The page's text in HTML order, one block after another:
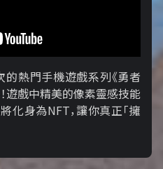
熱門手機遊戲系列《勇者
遊戲中精美的像素靈感技能
將化身為NFT，讓你真正「擁​​